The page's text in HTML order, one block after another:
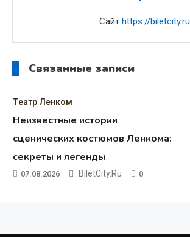
Сайт https://biletcity.ru
Связанные записи
Театр Ленком
Неизвестные истории
сценических костюмов Ленкома:
секреты и легенды
07.08.2026 BiletCity.ru 0